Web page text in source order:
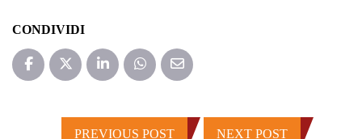
CONDIVIDI
PREVIOUS POST NEXT POST